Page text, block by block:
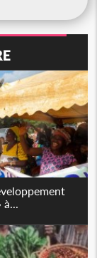
à...